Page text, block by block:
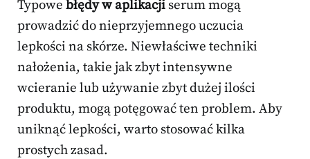
Typowe błędy w aplikacji serum mogą
prowadzić do nieprzyjemnego uczucia
lepkości na skórze. Niewłaściwe techniki
nałożenia, takie jak zbyt intensywne
wcieranie lub używanie zbyt dużej ilości
produktu, mogą potęgować ten problem. Aby
uniknąć lepkości, warto stosować kilka
prostych zasad.